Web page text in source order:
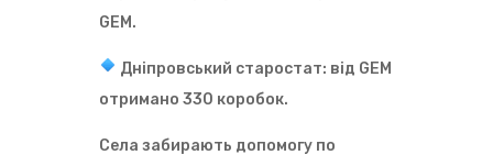
GEM.
Дніпровський старостат: від GEM
отримано 330 коробок.
Села забирають допомогу по